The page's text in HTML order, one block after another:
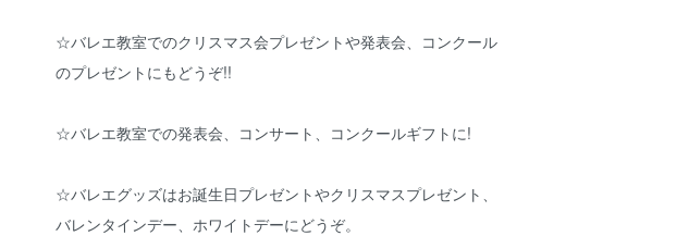
☆バレエ教室でのクリスマス会プレゼントや発表会、コンクール
のプレゼントにもどうぞ!!
☆バレエ教室での発表会、コンサート、コンクールギフトに!
☆バレエグッズはお誕生日プレゼントやクリスマスプレゼント、
バレンタインデー、ホワイトデーにどうぞ。